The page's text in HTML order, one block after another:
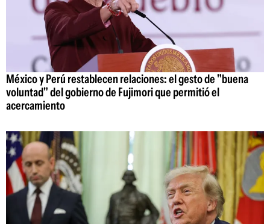
México y Perú restablecen relaciones: el gesto de "buena
voluntad" del gobierno de Fujimori que permitió el
acercamiento